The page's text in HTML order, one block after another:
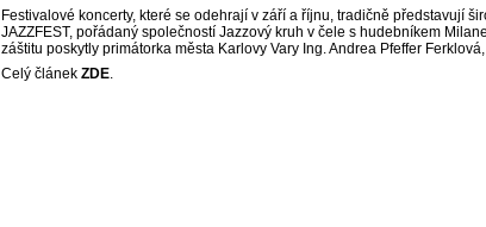
Festivalové koncerty, které se odehrají v září a říjnu, tradičně představují
JAZZFEST, pořádaný společností Jazzový kruh v čele s hudebníkem
záštitu poskytly primátorka města Karlovy Vary Ing. Andrea Pfeffer
Celý článek ZDE.